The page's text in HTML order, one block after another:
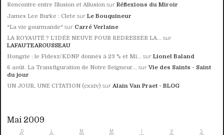
Rencontre entre Illusion et Allusion surRéflexions du Miroir
James Lee Burke : Clete surLe Bouquineur
*La vie gourmande* sur Carré Verlaine
LA ROYAUTÉ ? L'IDÉE NEUVE POUR REDRESSER LA... sur
LAFAUTEAROUSSEAU
Hongrie : le Fidesz/KDNP donnés à 23 % et Mi... surLionel Baland
6 août. La Transfiguration de Notre Seigneur... surVie des Saints - Saint
du jour
UN JOUR, UNE CITATION (cxxiv) surAlain Van Praet - BLOG
Mai 2009
D L M M J V S